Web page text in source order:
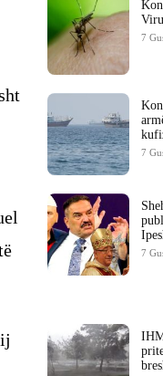
7
7
7